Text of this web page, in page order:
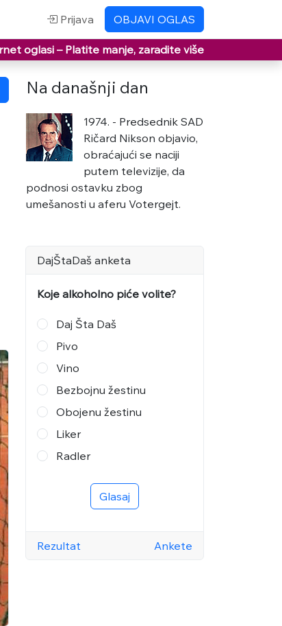
Prijava OBJAVI OGLAS
oglasi – Platite manje, zaradite više
Na današnji dan
1974. - Predsednik SAD
Ričard Nikson objavio,
obraćajući se naciji
putem televizije, da
podnosi ostavku zbog
umešanosti u aferu Votergejt.
DajŠtaDaš anketa
Koje alkoholno piće volite?
Daj Šta Daš
Pivo
Vino
Bezbojnu žestinu
Obojenu žestinu
Liker
Radler
Glasaj
Rezultat Ankete